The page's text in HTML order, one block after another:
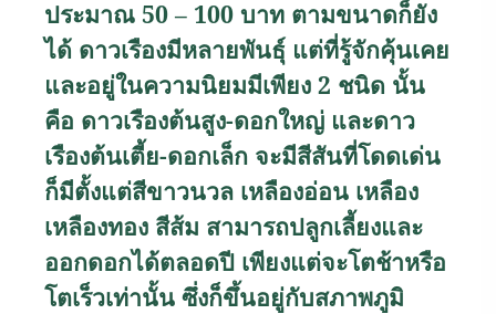
ประมาณ 50 – 100 บาท ตามขนาดก็ยัง
ได้ ดาวเรืองมีหลายพันธุ์ แต่ที่รู้จักคุ้นเคย
และอยู่ในความนิยมมีเพียง 2 ชนิด นั้น
คือ ดาวเรืองต้นสูง-ดอกใหญ่ และดาว
เรืองต้นเตี้ย-ดอกเล็ก จะมีสีสันที่โดดเด่น
ก็มีตั้งแต่สีขาวนวล เหลืองอ่อน เหลือง
เหลืองทอง สีส้ม สามารถปลูกเลี้ยงและ
ออกดอกได้ตลอดปี เพียงแต่จะโตช้าหรือ
โตเร็วเท่านั้น ซึ่งก็ขึ้นอยู่กับสภาพภูมิ